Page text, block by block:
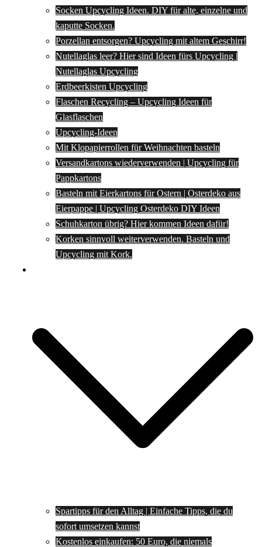
Socken Upcycling Ideen. DIY für alte, einzelne und
kaputte Socken.
Porzellan entsorgen? Upcycling mit altem Geschirr!
Nutellaglas leer? Hier sind Ideen fürs Upcycling |
Nutellaglas Upcycling
Erdbeerkisten Upcycling
Flaschen Recycling – Upcycling Ideen für
Glasflaschen
Upcycling-Ideen
Mit Klopapierrollen für Weihnachten basteln
Versandkartons wiederverwenden | Upcycling für
Pappkartons
Basteln mit Eierkartons für Ostern | Osterdeko aus
Eierpappe | Upcycling Osterdeko DIY Ideen
Schuhkarton übrig? Hier kommen Ideen dafür!
Korken sinnvoll weiterverwenden. Basteln und
Upcycling mit Kork.
Spartipps für den Alltag | Einfache Tipps, die du
sofort umsetzen kannst
Kostenlos einkaufen: 50 Euro, die niemals